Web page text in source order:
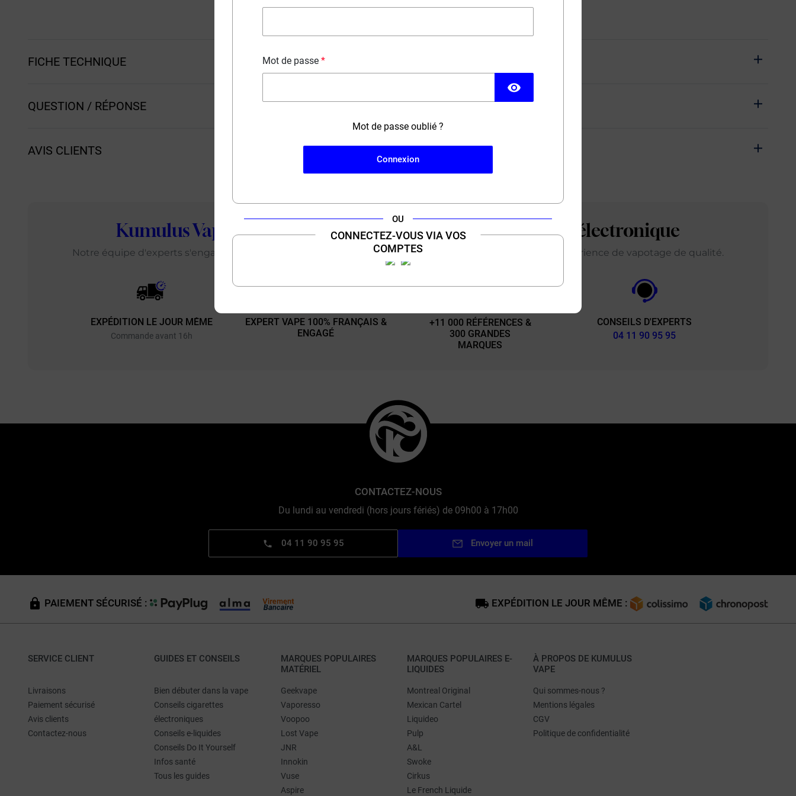
Mot de passe
visibility
Mot de passe oublié ?
Connexion
OU
CONNECTEZ-VOUS VIA VOS
COMPTES
FICHE TECHNIQUE
QUESTION / RÉPONSE
AVIS CLIENTS
Kumulus Vape : L'engagement d'unexpertde la cigarette électronique
Notre équipe d'experts s'engage chaque jour à sélectionner le meilleur de la vape pour vous offrir une expérience de vapotage de qualité.
EXPÉDITION LE JOUR MÊME
Commande avant 16h
EXPERT VAPE 100% FRANÇAIS &
ENGAGÉ
+11 000 RÉFÉRENCES &
300 GRANDES
MARQUES
CONSEILS D'EXPERTS
04 11 90 95 95
CONTACTEZ-NOUS
Du lundi au vendredi (hors jours fériés) de 09h00 à 17h00
04 11 90 95 95 Envoyer un mail
PAIEMENT SÉCURISÉ : EXPÉDITION LE JOUR MÊME :
SERVICE CLIENT
Livraisons
Paiement sécurisé
Avis clients
Contactez-nous
GUIDES ET CONSEILS
Bien débuter dans la vape
Conseils cigarettes
électroniques
Conseils e-liquides
Conseils Do It Yourself
Infos santé
Tous les guides
MARQUES POPULAIRES
MATÉRIEL
Geekvape
Vaporesso
Voopoo
Lost Vape
JNR
Innokin
Vuse
Aspire
MARQUES POPULAIRES E-
LIQUIDES
Montreal Original
Mexican Cartel
Liquideo
Pulp
A&L
Swoke
Cirkus
Le French Liquide
À PROPOS DE KUMULUS
VAPE
Qui sommes-nous ?
Mentions légales
CGV
Politique de confidentialité